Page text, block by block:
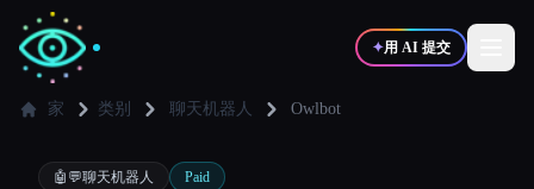
✦用 AI 提交
✍️写作者
家 类别 聊天机器人 Owlbot
🤖💬聊天机器人 Paid